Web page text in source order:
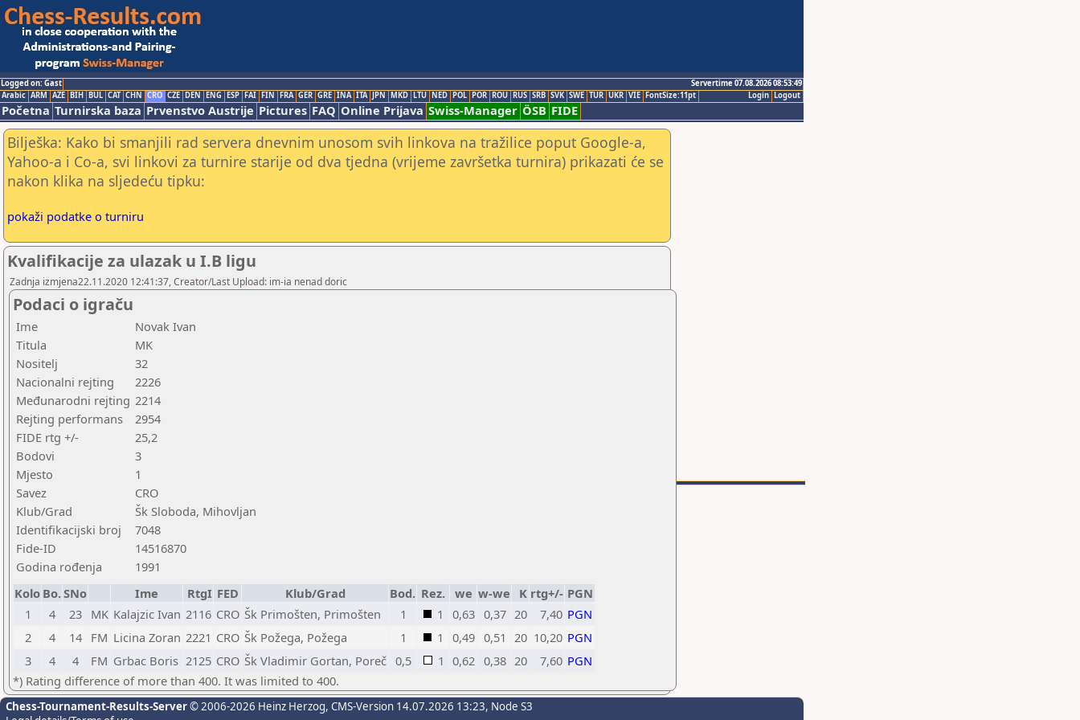
Logged on: Gast
Servertime 07.08.2026 08:53:49
Logout
Login
Arabic ARM AZE BIH BUL CAT CHN CRO CZE DEN ENG ESP FAI FIN FRA GER GRE INA ITA JPN MKD LTU NED POL POR ROU RUS SRB SVK SWE TUR UKR VIE FontSize:11pt
Početna Turnirska baza Prvenstvo Austrije Pictures FAQ Online Prijava Swiss-Manager ÖSB FIDE
Bilješka: Kako bi smanjili rad servera dnevnim unosom svih linkova na tražilice poput Google-a,
Yahoo-a i Co-a, svi linkovi za turnire starije od dva tjedna (vrijeme završetka turnira) prikazati će se
nakon klika na sljedeću tipku:
pokaži podatke o turniru
Kvalifikacije za ulazak u I.B ligu
Zadnja izmjena22.11.2020 12:41:37, Creator/Last Upload: im-ia nenad doric
Podaci o igraču
Ime
Novak Ivan
Titula
MK
Nositelj
32
Nacionalni rejting
2226
Međunarodni rejting 2214
Rejting performans
2954
FIDE rtg +/-
25,2
Bodovi
3
Mjesto
1
Savez
CRO
Klub/Grad
Šk Sloboda, Mihovljan
Identifikacijski broj
7048
Fide-ID
14516870
Godina rođenja
1991
Kolo Bo.SNo Ime RtgI FED Klub/Grad Bod. Rez. we w-we K rtg+/- PGN
1
4 23 MK Kalajzic Ivan 2116 CRO Šk Primošten, Primošten 1 1 0,63 0,37 20 7,40 PGN
2
4 14 FM Licina Zoran 2221 CRO Šk Požega, Požega 1 1 0,49 0,51 20 10,20 PGN
3
4 4 FM Grbac Boris 2125 CRO Šk Vladimir Gortan, Poreč 0,5 1 0,62 0,38 20 7,60 PGN
*) Rating difference of more than 400. It was limited to 400.
Chess-Tournament-Results-Server© 2006-2026 Heinz Herzog, CMS-Version 14.07.2026 13:23, Node S3